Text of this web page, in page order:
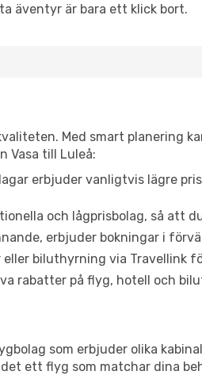
äventyr är bara ett klick bort.
Med smart planering
Vasa till Luleå:
erbjuder vanligtvis lägre
och lågprisbolag, så att
erbjuder bokningar i
biluthyrning via Travellink
rabatter på flyg, hotell och
som erbjuder olika
ett flyg som matchar dina